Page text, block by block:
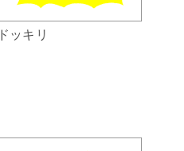
ドッキリ